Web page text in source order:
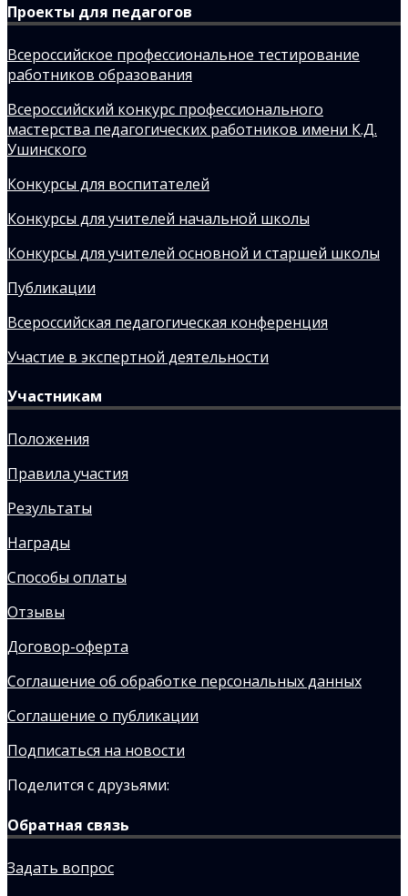
Проекты для педагогов
Всероссийское профессиональное тестирование
работников образования
Всероссийский конкурс профессионального
мастерства педагогических работников имени К.Д.
Ушинского
Конкурсы для воспитателей
Конкурсы для учителей начальной школы
Конкурсы для учителей основной и старшей школы
Публикации
Всероссийская педагогическая конференция
Участие в экспертной деятельности
Участникам
Положения
Правила участия
Результаты
Награды
Способы оплаты
Отзывы
Договор-оферта
Соглашение об обработке персональных данных
Соглашение о публикации
Подписаться на новости
Поделится с друзьями:
Обратная связь
Задать вопрос